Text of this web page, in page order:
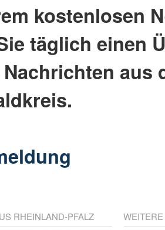
kostenlosen
täglich einen
aus
RHEINLAND-PFALZ